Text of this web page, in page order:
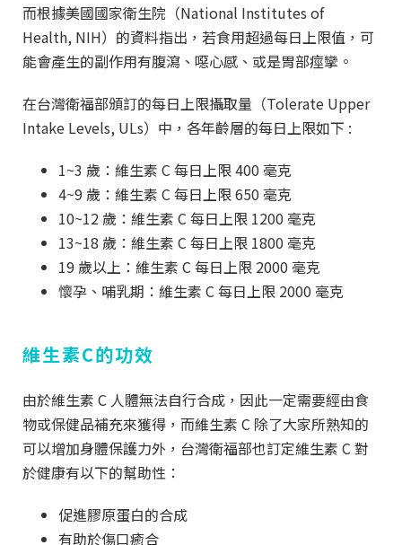
而根據美國國家衛生院（National Institutes of
Health, NIH）的資料指出，若食用超過每日上限值，可
能會產生的副作用有腹瀉、噁心感、或是胃部痙攣。
在台灣衛福部頒訂的每日上限攝取量（Tolerate Upper
Intake Levels, ULs）中，各年齡層的每日上限如下 :
1~3 歲：維生素 C 每日上限 400 毫克
4~9 歲：維生素 C 每日上限 650 毫克
10~12 歲：維生素 C 每日上限 1200 毫克
13~18 歲：維生素 C 每日上限 1800 毫克
19 歲以上：維生素 C 每日上限 2000 毫克
懷孕、哺乳期：維生素 C 每日上限 2000 毫克
維生素C的功效
由於維生素 C 人體無法自行合成，因此一定需要經由食
物或保健品補充來獲得，而維生素 C 除了大家所熟知的
可以增加身體保護力外，台灣衛福部也訂定維生素 C 對
於健康有以下的幫助性：
促進膠原蛋白的合成
有助於傷口癒合